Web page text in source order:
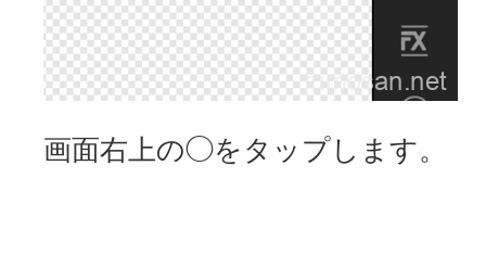
画面右上の◯をタップします。